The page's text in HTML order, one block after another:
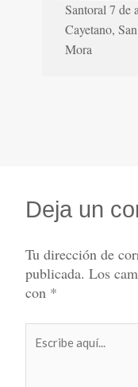
Santoral 7 de
Cayetano,
Mora
Deja un
Tu dirección de
publicada. Los
con *
aquí...